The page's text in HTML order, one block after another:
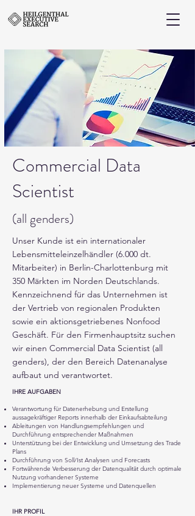
Commercial Data
Scientist
(all genders)
Unser Kunde ist ein internationaler
Lebensmitteleinzelhändler (6.000 dt.
Mitarbeiter) in Berlin-Charlottenburg mit
350 Märkten im Norden Deutschlands.
Kennzeichnend für das Unternehmen ist
der Vertrieb von regionalen Produkten
sowie ein aktionsgetriebenes Nonfood
Geschäft. Für den Firmenhauptsitz suchen
wir einen Commercial Data Scientist (all
genders), der den Bereich Datenanalyse
aufbaut und verantwortet.
IHRE AUFGABEN
Verantwortung für Datenerhebung und Erstellung
aussagekräftiger Reports innerhalb der Einkaufsabteilung
Ableitungen von Handlungsempfehlungen und
Durchführung entsprechender Maßnahmen
Unterstützung bei der Entwicklung und Umsetzung des Trade
Plans
Durchführung von Soll/Ist Analysen und Forecasts
Fortwährende Verbesserung der Datenqualität durch optimale
Nutzung vorhandener Systeme
Implementierung neuer Systeme und Datenquellen
IHR PROFIL